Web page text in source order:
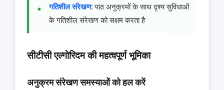
गतिशील संरेखण: पाठ अनुक्रमों के साथ दृश्य सुविधाओं
के गतिशील संरेखण को सक्षम करता है
सीटीसी एल्गोरिदम की महत्वपूर्ण भूमिका
अनुक्रम संरेखण समस्याओं को हल करें